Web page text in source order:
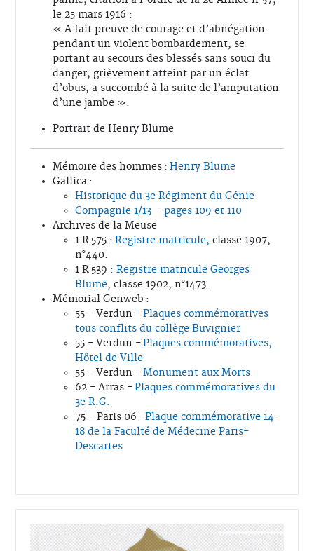
le 25 mars 1916 :
« A fait preuve de courage et d’abnégation
pendant un violent bombardement, se
portant au secours des blessés sans souci du
danger, grièvement atteint par un éclat
d’obus, a succombé à la suite de l’amputation
d’une jambe ».
Portrait de Henry Blume
Mémoire des hommes : Henry Blume
Gallica :
Historique du 3e Régiment du Génie
Compagnie 1/13 - pages 109 et 110
Archives de la Meuse
1 R 575 : Registre matricule, classe 1907,
n°440.
1 R 539 : Registre matricule Georges
Blume, classe 1902, n°1473.
Mémorial Genweb :
55 - Verdun -Plaques commémoratives
tous conflits du collège Buvignier
55 - Verdun -Plaques commémoratives,
Hôtel de Ville
55 - Verdun -Monument aux Morts
62 - Arras -Plaques commémoratives du
3e R.G.
75 - Paris 06 -Plaque commémorative 14-
18 de la Faculté de Médecine Paris-
Descartes